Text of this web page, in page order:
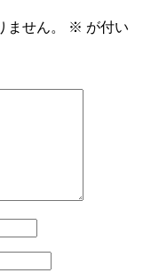
せん。 ※ が付い